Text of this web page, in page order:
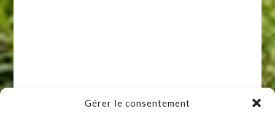
Gérer le consentement